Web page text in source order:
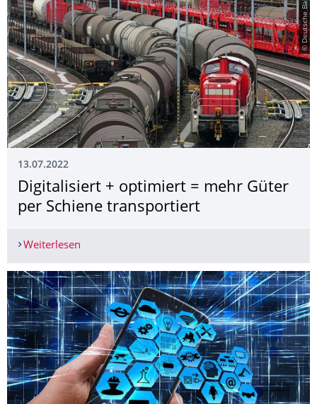
© Deutsche Bahn AG
13.07.2022
Digitalisiert + optimiert = mehr Güter
per Schiene transportiert
Weiterlesen